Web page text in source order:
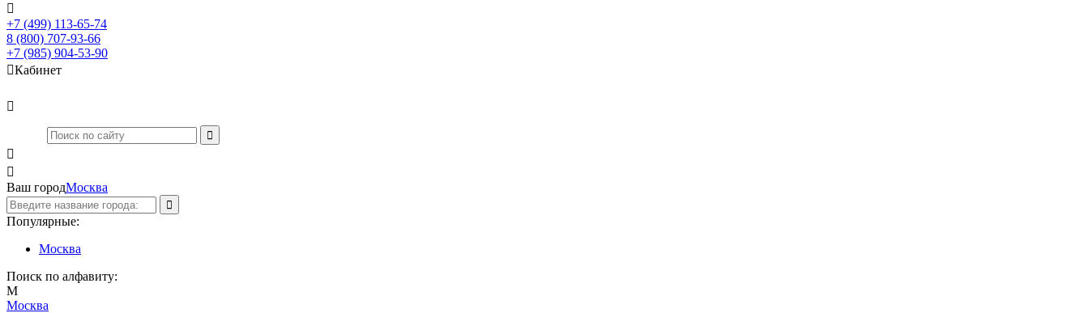

+7 (499) 113-65-74
8 (800) 707-93-66
+7 (985) 904-53-90
Кабинет



Ваш городМосква
Популярные:
Москва
Поиск по алфавиту:
М
Москва